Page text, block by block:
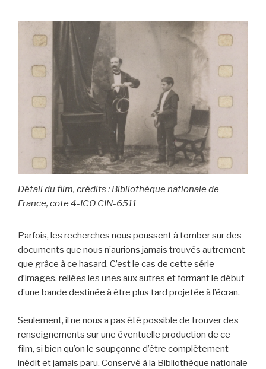
Détail du film, crédits : Bibliothèque nationale de
France, cote 4-ICO CIN-6511
Parfois, les recherches nous poussent à tomber sur des
documents que nous n’aurions jamais trouvés autrement
que grâce à ce hasard. C’est le cas de cette série
d’images, reliées les unes aux autres et formant le début
d’une bande destinée à être plus tard projetée à l’écran.
Seulement, il ne nous a pas été possible de trouver des
renseignements sur une éventuelle production de ce
film, si bien qu’on le soupçonne d’être complètement
inédit et jamais paru. Conservé à la Bibliothèque nationale